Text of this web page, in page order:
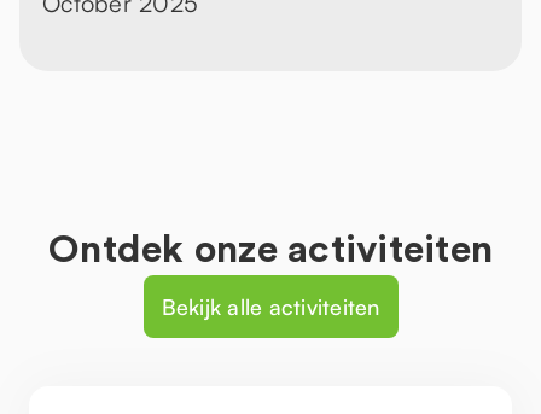
Ontdek onze activiteiten
Bekijk alle activiteiten